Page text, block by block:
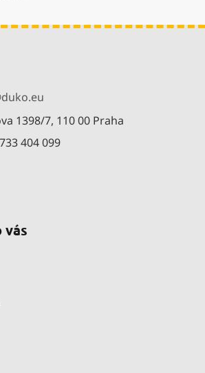
duko.eu
1398/7, 110 00 Praha
404 099
vás